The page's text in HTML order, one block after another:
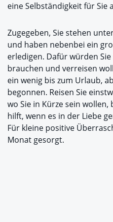
eine Selbständigkeit für Sie
Zugegeben, Sie stehen
und haben nebenbei ein
erledigen. Dafür würden
brauchen und verreisen
ein wenig bis zum Urlaub,
begonnen. Reisen Sie
wo Sie in Kürze sein
hilft, wenn es in der Liebe
Für kleine positive
Monat gesorgt.